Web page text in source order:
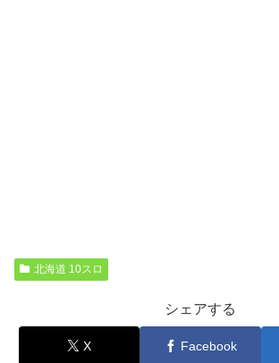
北海道 10スロ
シェアする
X Facebook